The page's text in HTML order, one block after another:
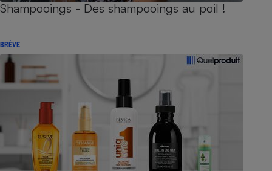
Shampooings - Des shampooings au poil !
BRÈVE